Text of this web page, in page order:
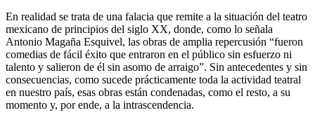
En realidad se trata de una falacia que remite a la situación del teatro
mexicano de principios del siglo XX, donde, como lo señala
Antonio Magaña Esquivel, las obras de amplia repercusión “fueron
comedias de fácil éxito que entraron en el público sin esfuerzo ni
talento y salieron de él sin asomo de arraigo”. Sin antecedentes y sin
consecuencias, como sucede prácticamente toda la actividad teatral
en nuestro país, esas obras están condenadas, como el resto, a su
momento y, por ende, a la intrascendencia.